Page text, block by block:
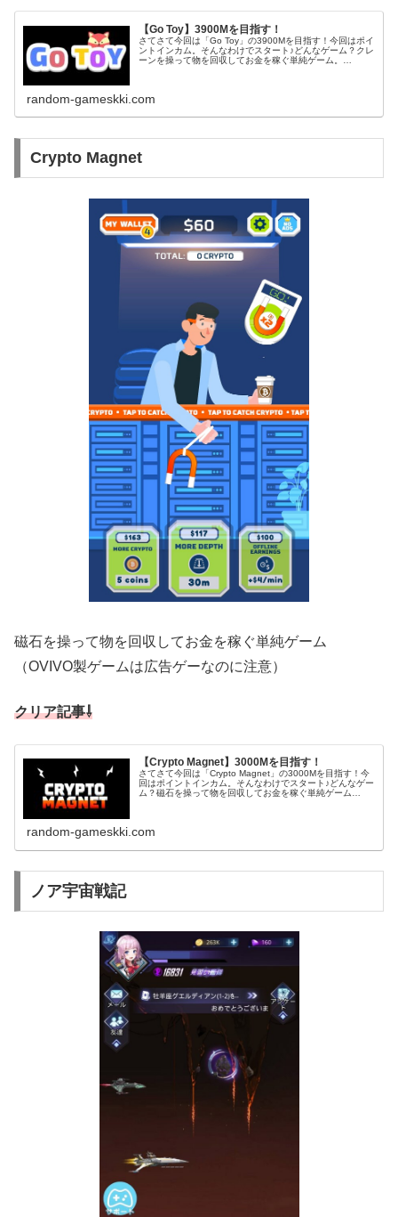
【Go Toy】3900Mを目指す！
さてさて今回は「Go Toy」の3900Mを目指す！今回はポイ
ントインカム。そんなわけでスタート♪どんなゲーム？クレ
ーンを操って物を回収してお金を稼ぐ単純ゲーム。
random-gameskki.com
Crypto Magnet
磁石を操って物を回収してお金を稼ぐ単純ゲーム
（OVIVO製ゲームは広告ゲーなのに注意）
クリア記事⇩
【Crypto Magnet】3000Mを目指す！
さてさて今回は「Crypto Magnet」の3000Mを目指す！今
回はポイントインカム。そんなわけでスタート♪どんなゲー
ム？磁石を操って物を回収してお金を稼ぐ単純ゲーム
random-gameskki.com
ノア宇宙戦記